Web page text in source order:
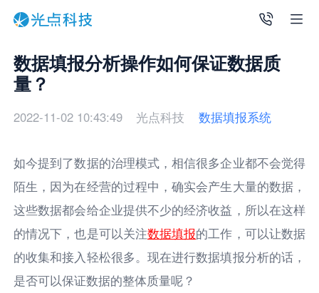
数据填报分析操作如何保证数据质
量？
2022-11-02 10:43:49 光点科技 数据填报系统
如今提到了数据的治理模式，相信很多企业都不会觉得
陌生，因为在经营的过程中，确实会产生大量的数据，
这些数据都会给企业提供不少的经济收益，所以在这样
的情况下，也是可以关注数据填报的工作，可以让数据
的收集和接入轻松很多。现在进行数据填报分析的话，
是否可以保证数据的整体质量呢？